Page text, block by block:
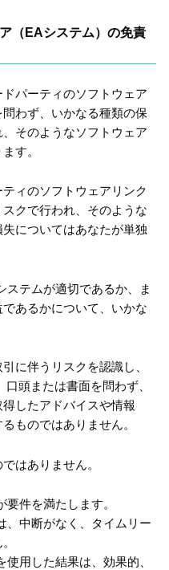
（EAシステム）の免責
パーティのソフトウェア
わず、いかなる種類の保
そのようなソフトウェア
す。
ィのソフトウェアリンク
クで行われ、そのような
についてはあなたが単独
ステムが適切であるか、ま
あるかについて、いかな
に伴うリスクを認識し、
頭または書面を問わず、
したアドバイスや情報
ものではありません。
はありません。
件を満たします。
、中断がなく、タイムリー
用した結果は、効果的、